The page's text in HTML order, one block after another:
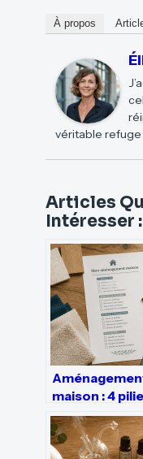
À propos
véritable refuge
Articles
Intéresser :
maison : 4
pour
vos espaces
choisir vos